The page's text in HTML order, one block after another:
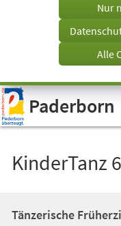
Visuelle
Assistenzsoftware
öffnen.
Nur
Alle
Paderborn
KinderTanz
Tänzerische